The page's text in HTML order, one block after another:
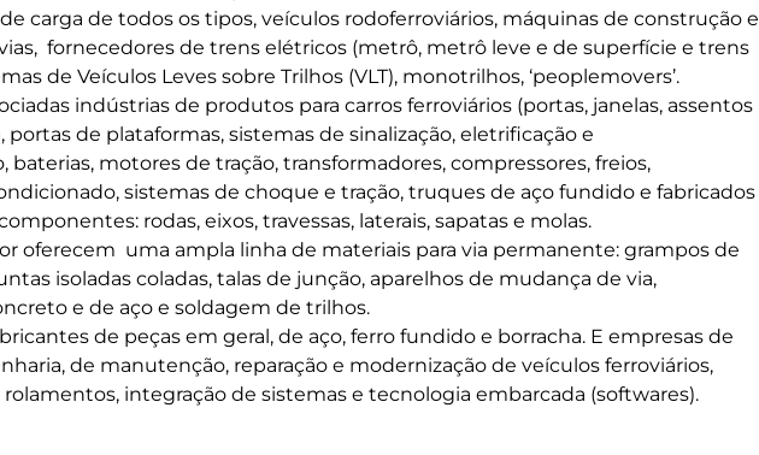
carga de todos os tipos, veículos rodoferroviários, máquinas de construção e
fornecedores de trens elétricos (metrô, metrô leve e de superfície e trens
de Veículos Leves sobre Trilhos (VLT), monotrilhos, ‘peoplemovers’.
indústrias de produtos para carros ferroviários (portas, janelas, assentos
de plataformas, sistemas de sinalização, eletrificação e
baterias, motores de tração, transformadores, compressores, freios,
sistemas de choque e tração, truques de aço fundido e fabricados
rodas, eixos, travessas, laterais, sapatas e molas.
oferecem uma ampla linha de materiais para via permanente: grampos de
isoladas coladas, talas de junção, aparelhos de mudança de via,
e de aço e soldagem de trilhos.
de peças em geral, de aço, ferro fundido e borracha. E empresas de
de manutenção, reparação e modernização de veículos ferroviários,
integração de sistemas e tecnologia embarcada (softwares).